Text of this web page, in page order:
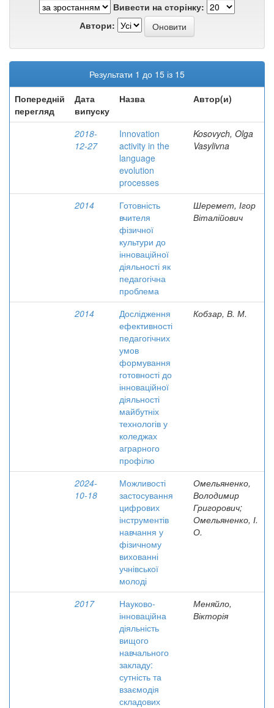
Вивести на сторінку:
Автори:
Результати 1 до 15 із 15
Попередній
перегляд
Дата
випуску
Назва Автор(и)
2018-
12-27
Innovation
activity in the
language
evolution
processes
Kosovych, Olga
Vasylivna
2014
Готовність
вчителя
фізичної
культури до
інноваційної
діяльності як
педагогічна
проблема
Шеремет, Ігор
Віталійович
2014
Дослідження
ефективності
педагогічних
умов
формування
готовності до
інноваційної
діяльності
майбутніх
технологів у
коледжах
аграрного
профілю
Кобзар, В. М.
2024-
10-18
Можливості
застосування
цифрових
інструментів
навчання у
фізичному
вихованні
учнівської
молоді
Омельяненко,
Володимир
Григорович;
Омельяненко, І.
О.
2017
Науково-
інноваційна
діяльність
вищого
навчального
закладу:
сутність та
взаємодія
складових
Меняйло,
Вікторія